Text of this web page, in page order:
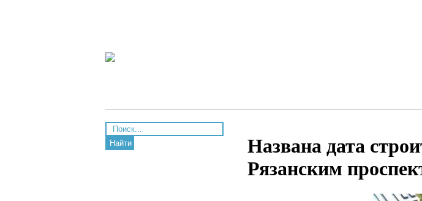
Найти
Названа дата
Рязанским